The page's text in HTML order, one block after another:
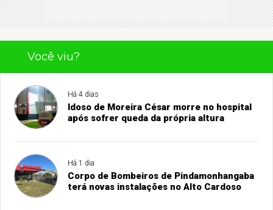
Você viu?
Há 4 dias
Idoso de Moreira César morre no hospital
após sofrer queda da própria altura
Há 1 dia
Corpo de Bombeiros de Pindamonhangaba
terá novas instalações no Alto Cardoso